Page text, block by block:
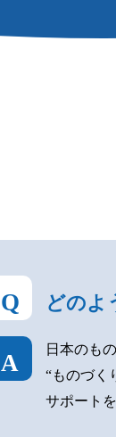
Q どのよ
A
日本のも
“ものづく
サポート